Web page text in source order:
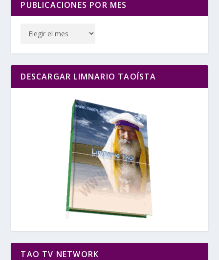
PUBLICACIONES POR MES
DESCARGAR LIMNARIO TAOÍSTA
TAO TV NETWORK